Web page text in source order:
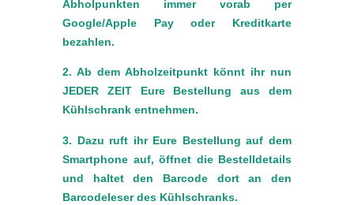
Abholpunkten immer vorab per
Google/Apple Pay oder Kreditkarte
bezahlen.
2. Ab dem Abholzeitpunkt könnt ihr nun
JEDER ZEIT Eure Bestellung aus dem
Kühlschrank entnehmen.
3. Dazu ruft ihr Eure Bestellung auf dem
Smartphone auf, öffnet die Bestelldetails
und haltet den Barcode dort an den
Barcodeleser des Kühlschranks.